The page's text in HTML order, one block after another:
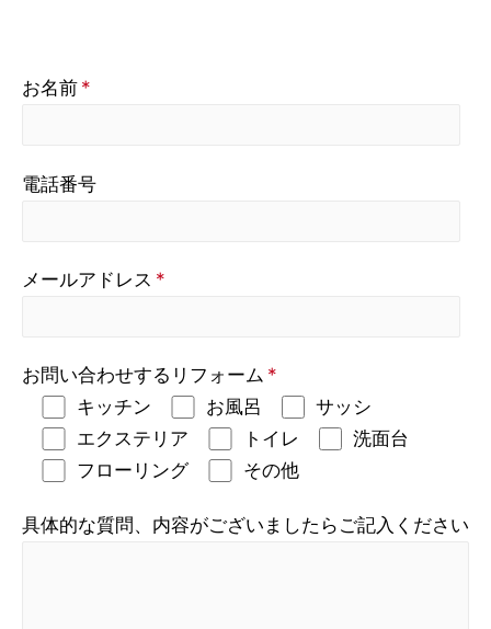
お名前 *
電話番号
メールアドレス *
お問い合わせするリフォーム *
キッチン
お風呂
サッシ
エクステリア
トイレ
洗面台
フローリング
その他
具体的な質問、内容がございましたらご記入ください